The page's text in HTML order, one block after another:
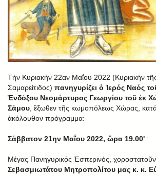
Τήν Κυριακήν 22αν Μαΐου 2022 (Κυριακήν
Σαμαρείτιδος) πανηγυρίζει ὁ Ἱερός Ναός
Ἐνδόξου Νεομάρτυρος Γεωργίου τοῦ ἐκ
Σάμου, ἒξωθεν τῆς κωμοπόλεως Χώρας,
ἀκόλουθον πρόγραμμα:
Σάββατον 21ην Μαΐου 2022, ὥρα 19.00' :
Μέγας Πανηγυρικός Ἑσπερινός,
Σεβασμιωτάτου Μητροπολίτου μας κ. κ.